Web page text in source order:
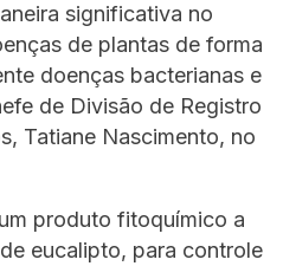
significativa no
de plantas de forma
doenças bacterianas e
de Divisão de Registro
Tatiane Nascimento, no
produto fitoquímico a
eucalipto, para controle